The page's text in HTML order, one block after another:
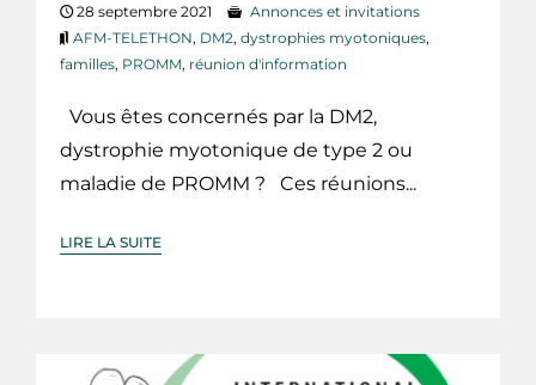
28 septembre 2021
Annonces et invitations
AFM-TELETHON, DM2, dystrophies myotoniques,
familles, PROMM, réunion d'information
Vous êtes concernés par la DM2,
dystrophie myotonique de type 2 ou
maladie de PROMM ? Ces réunions...
LIRE LA SUITE